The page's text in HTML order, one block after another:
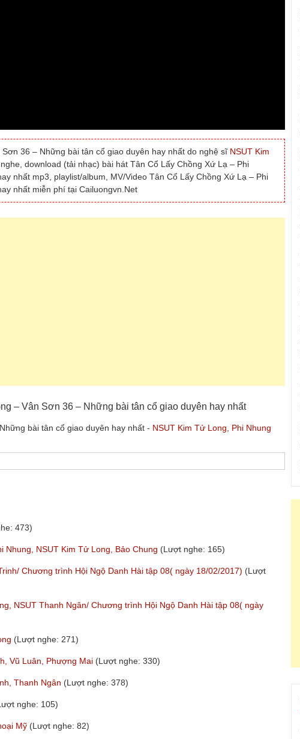
36 – Những bài tân cổ giao duyên hay nhất do nghệ sĩ NSUT Kim
download (tải nhạc) bài hát Tân Cổ Lấy Chồng Xứ Lạ – Phi
nhất mp3, playlist/album, MV/Video Tân Cổ Lấy Chồng Xứ Lạ – Phi
nhất miễn phí tại Cailuongvn.Net
– Vân Sơn 36 – Những bài tân cổ giao duyên hay nhất
bài tân cổ giao duyên hay nhất - NSUT Kim Tử Long Phi Nhung
473)
NSUT Kim Tử Long, Bảo Chung (Lượt nghe: 165)
Chương trình Hội Ngộ Danh Hài tập 08( ngày 18/02/2017) (Lượt
NSUT Thanh Ngân/ Chương trình Hội Ngộ Danh Hài tập 08( ngày
(Lượt nghe: 271)
Vũ Luân, Phượng Mai (Lượt nghe: 330)
Thanh Ngân (Lượt nghe: 378)
nghe: 105)
Mỹ (Lượt nghe: 82)